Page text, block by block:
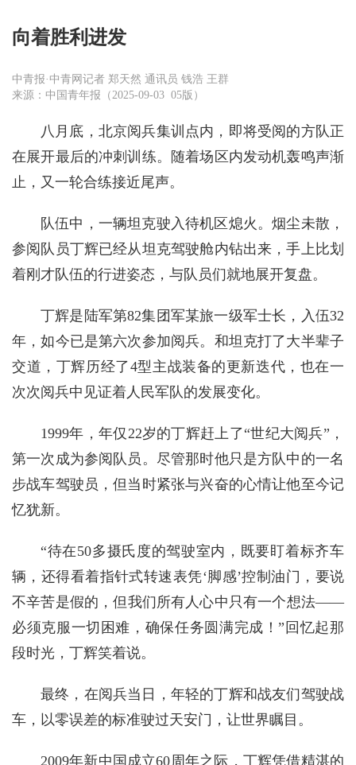
向着胜利进发
中青报·中青网记者 郑天然 通讯员 钱浩 王群
来源：中国青年报（2025-09-03 05版）
八月底，北京阅兵集训点内，即将受阅的方队正
在展开最后的冲刺训练。随着场区内发动机轰鸣声渐
止，又一轮合练接近尾声。
队伍中，一辆坦克驶入待机区熄火。烟尘未散，
参阅队员丁辉已经从坦克驾驶舱内钻出来，手上比划
着刚才队伍的行进姿态，与队员们就地展开复盘。
丁辉是陆军第82集团军某旅一级军士长，入伍32
年，如今已是第六次参加阅兵。和坦克打了大半辈子
交道，丁辉历经了4型主战装备的更新迭代，也在一
次次阅兵中见证着人民军队的发展变化。
1999年，年仅22岁的丁辉赶上了“世纪大阅兵”，
第一次成为参阅队员。尽管那时他只是方队中的一名
步战车驾驶员，但当时紧张与兴奋的心情让他至今记
忆犹新。
“待在50多摄氏度的驾驶室内，既要盯着标齐车
辆，还得看着指针式转速表凭‘脚感’控制油门，要说
不辛苦是假的，但我们所有人心中只有一个想法——
必须克服一切困难，确保任务圆满完成！”回忆起那
段时光，丁辉笑着说。
最终，在阅兵当日，年轻的丁辉和战友们驾驶战
车，以零误差的标准驶过天安门，让世界瞩目。
2009年新中国成立60周年之际，丁辉凭借精湛的